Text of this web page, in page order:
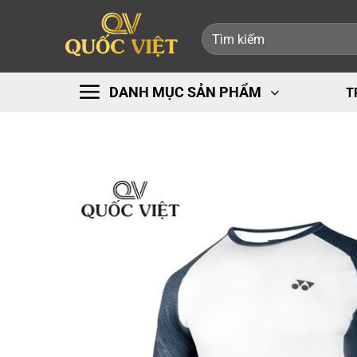
Tìm
kiếm:
DANH MỤC SẢN PHẨM